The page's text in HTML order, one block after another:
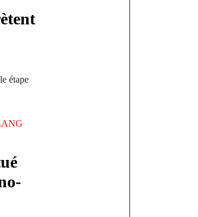
étape